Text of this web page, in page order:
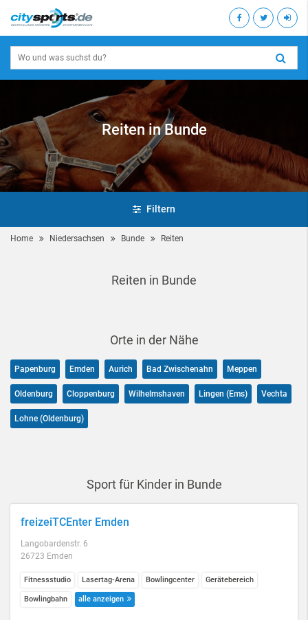
Reiten in Bunde
Filtern
Home Niedersachsen Bunde Reiten
Reiten in Bunde
Orte in der Nähe
Papenburg Emden Aurich Bad Zwischenahn Meppen
Oldenburg Cloppenburg Wilhelmshaven Lingen (Ems) Vechta
Lohne (Oldenburg)
Sport für Kinder in Bunde
freizeiTCEnter Emden
Langobardenstr. 6
26723 Emden
Fitnessstudio Lasertag-Arena Bowlingcenter Gerätebereich
Bowlingbahn alle anzeigen